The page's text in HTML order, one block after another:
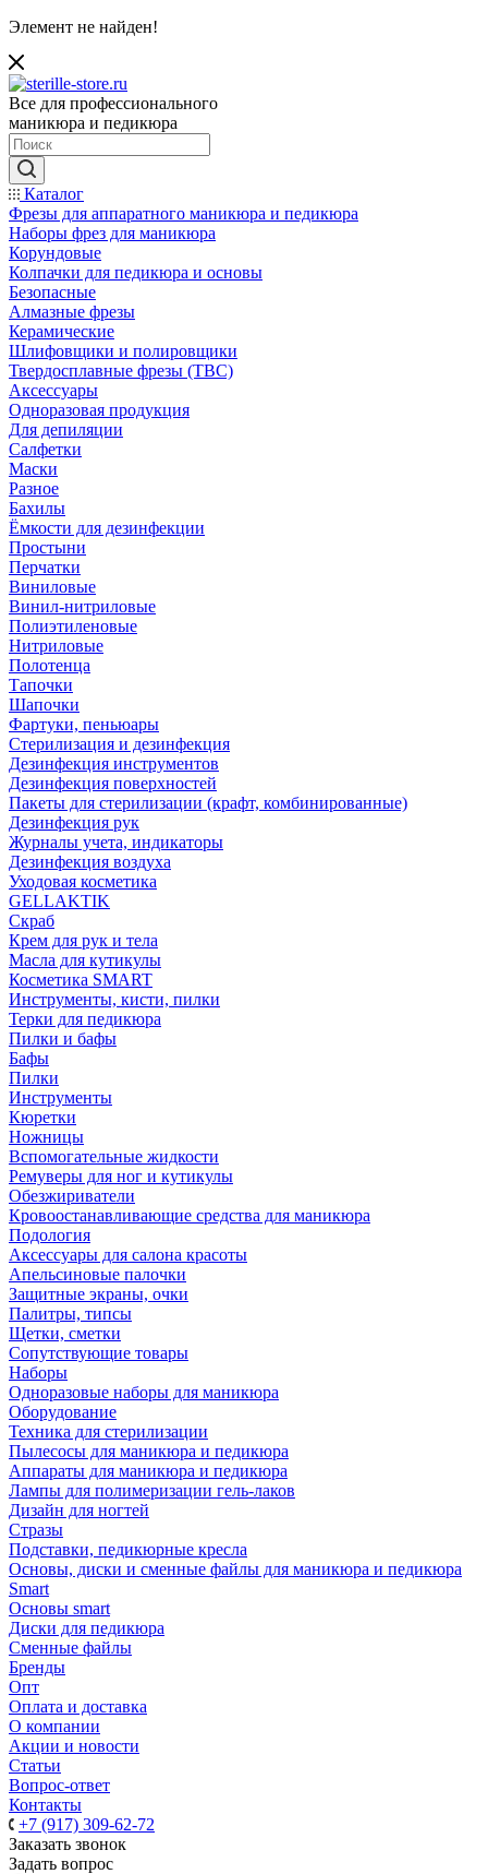
Элемент не найден!
Все для профессионального
маникюра и педикюра
Каталог
Фрезы для аппаратного маникюра и педикюра
Наборы фрез для маникюра
Корундовые
Колпачки для педикюра и основы
Безопасные
Алмазные фрезы
Керамические
Шлифовщики и полировщики
Твердосплавные фрезы (ТВС)
Аксессуары
Одноразовая продукция
Для депиляции
Салфетки
Маски
Разное
Бахилы
Ёмкости для дезинфекции
Простыни
Перчатки
Виниловые
Винил-нитриловые
Полиэтиленовые
Нитриловые
Полотенца
Тапочки
Шапочки
Фартуки, пеньюары
Стерилизация и дезинфекция
Дезинфекция инструментов
Дезинфекция поверхностей
Пакеты для стерилизации (крафт, комбинированные)
Дезинфекция рук
Журналы учета, индикаторы
Дезинфекция воздуха
Уходовая косметика
GELLAKTIK
Скраб
Крем для рук и тела
Масла для кутикулы
Косметика SMART
Инструменты, кисти, пилки
Терки для педикюра
Пилки и бафы
Бафы
Пилки
Инструменты
Кюретки
Ножницы
Вспомогательные жидкости
Ремуверы для ног и кутикулы
Обезжириватели
Кровоостанавливающие средства для маникюра
Подология
Аксессуары для салона красоты
Апельсиновые палочки
Защитные экраны, очки
Палитры, типсы
Щетки, сметки
Сопутствующие товары
Наборы
Одноразовые наборы для маникюра
Оборудование
Техника для стерилизации
Пылесосы для маникюра и педикюра
Аппараты для маникюра и педикюра
Лампы для полимеризации гель-лаков
Дизайн для ногтей
Стразы
Подставки, педикюрные кресла
Основы, диски и сменные файлы для маникюра и педикюра
Smart
Основы smart
Диски для педикюра
Сменные файлы
Бренды
Опт
Оплата и доставка
О компании
Акции и новости
Статьи
Вопрос-ответ
Контакты
+7 (917) 309-62-72
Заказать звонок
Задать вопрос